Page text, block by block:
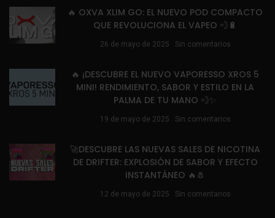
🔥 OXVA XLIM GO: EL NUEVO POD COMPACTO
QUE REVOLUCIONA EL VAPEO 💨🔋
26 de mayo de 2025 Sin comentarios
🔥 ¡DESCUBRE EL NUEVO VAPORESSO XROS 5
MINI! RENDIMIENTO, SABOR Y ESTILO EN LA
PALMA DE TU MANO 💨✨
19 de mayo de 2025 Sin comentarios
🚀DESCUBRE LAS NUEVAS SALES DE NICOTINA
DE DRIFTER: EXPLOSIÓN DE SABOR Y EFECTO
INSTANTÁNEO 🔥🧂
12 de mayo de 2025 Sin comentarios